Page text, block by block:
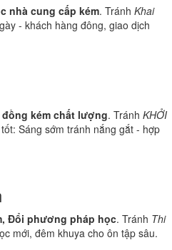
nhà cung cấp kém. Tránh Khai
- khách hàng đông, giao dịch
kém chất lượng. Tránh KHỞI
Sáng sớm tránh nắng gắt - hợp
Đổi phương pháp học. Tránh Thi
mới, đêm khuya cho ôn tập sâu.